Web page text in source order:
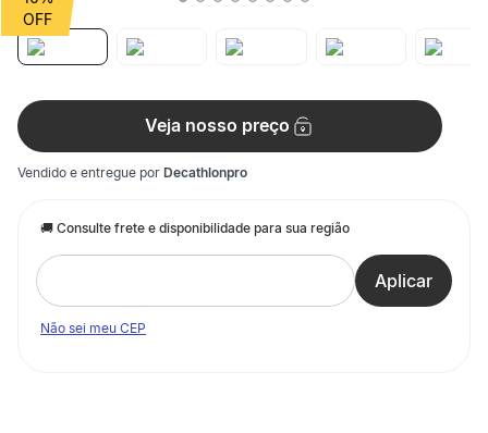
ºFutebol Campo
Veja nosso preço
Vendido e entregue por Decathlonpro
Não sei meu CEP